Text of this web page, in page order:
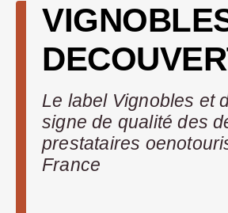
Le label Vignobles et
signe de qualité des
prestataires
France